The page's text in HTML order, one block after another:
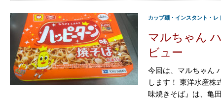
カップ麺・インスタント・レ
マルちゃん
ビュー
今回は、マルちゃん
します！ 東洋水産株
味焼きそば』は、亀